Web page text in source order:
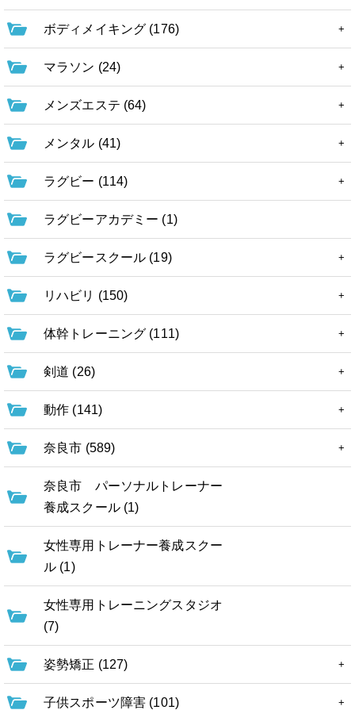
ボディメイキング (176)
マラソン (24)
メンズエステ (64)
メンタル (41)
ラグビー (114)
ラグビーアカデミー (1)
ラグビースクール (19)
リハビリ (150)
体幹トレーニング (111)
剣道 (26)
動作 (141)
奈良市 (589)
奈良市 パーソナルトレーナー
養成スクール (1)
女性専用トレーナー養成スクー
ル (1)
女性専用トレーニングスタジオ
(7)
姿勢矯正 (127)
子供スポーツ障害 (101)